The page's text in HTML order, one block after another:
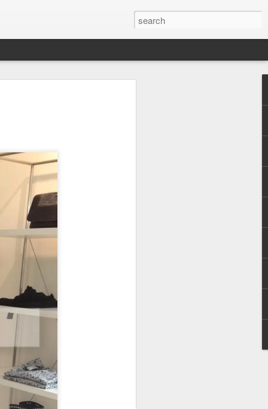
için ise tüm
bilgi kirliliği eklenince
faydalı? gibi
Ben sizlere gerek
paylaşımlarımdan
fayda gördüğüm
ilk adımı derinlemesine
emanet ettiğim uzman
cilde ihtiyacı
tedavi edemediği cilt
bir uzman. Ayrıca bazı
çok hakim, o yüzden
ince araştırıp ancak
en çok gelen
cevapladı. İyi okumalar